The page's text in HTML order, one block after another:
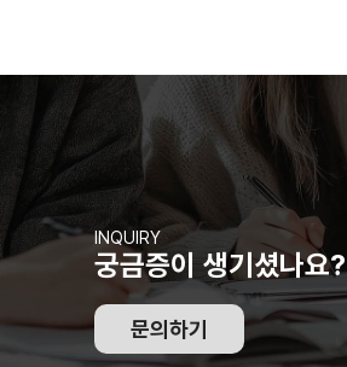
INQUIRY
궁금증이 생기셨나요?
문의하기